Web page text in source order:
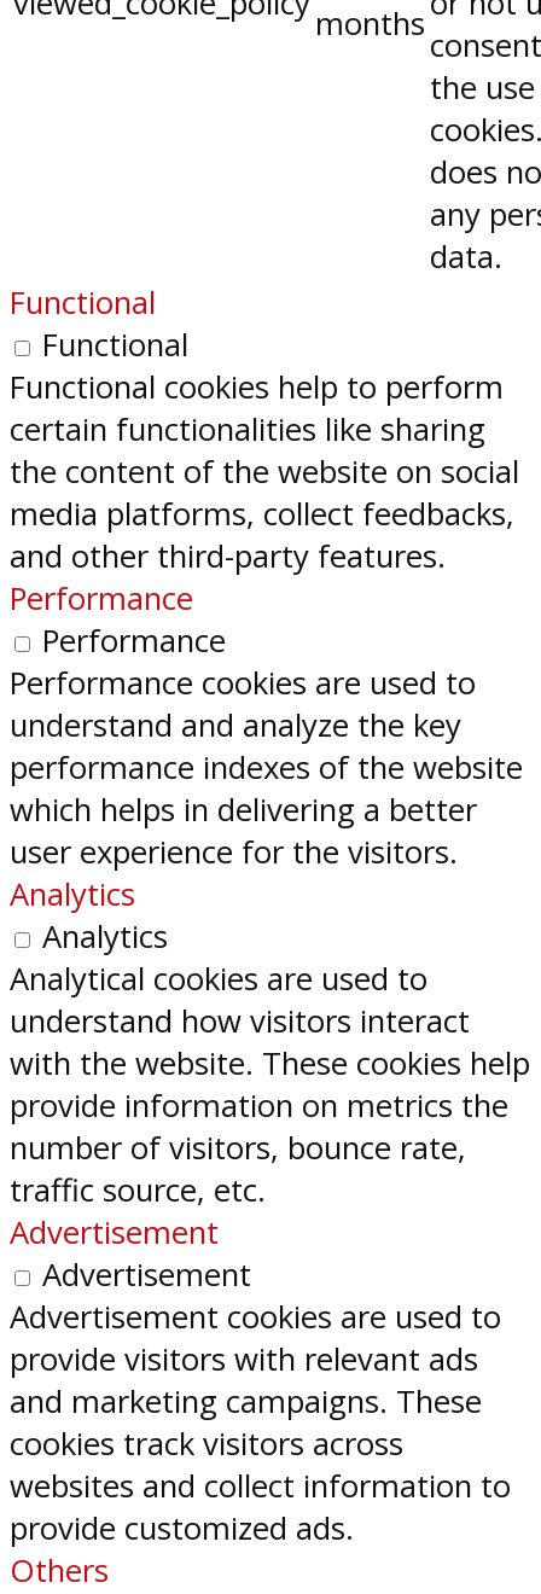
months
the
does
any
data.
Functional
Functional
Functional cookies help to perform
certain functionalities like sharing
the content of the website on social
media platforms, collect feedbacks,
and other third-party features.
Performance
Performance
Performance cookies are used to
understand and analyze the key
performance indexes of the website
which helps in delivering a better
user experience for the visitors.
Analytics
Analytics
Analytical cookies are used to
understand how visitors interact
with the website. These cookies help
provide information on metrics the
number of visitors, bounce rate,
traffic source, etc.
Advertisement
Advertisement
Advertisement cookies are used to
provide visitors with relevant ads
and marketing campaigns. These
cookies track visitors across
websites and collect information to
provide customized ads.
Others